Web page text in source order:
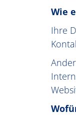
Wie
Ihre